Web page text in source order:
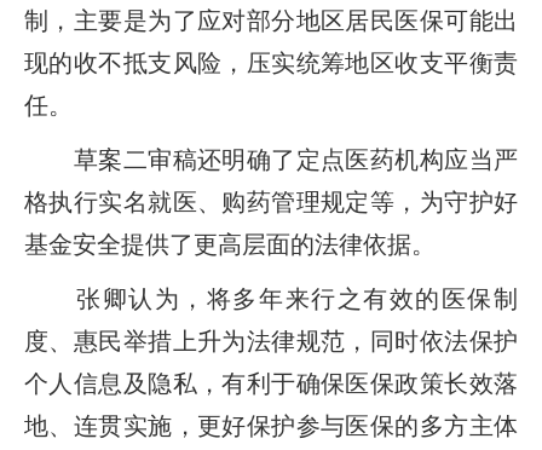
制，主要是为了应对部分地区居民医保可能出
现的收不抵支风险，压实统筹地区收支平衡责
任。
草案二审稿还明确了定点医药机构应当严
格执行实名就医、购药管理规定等，为守护好
基金安全提供了更高层面的法律依据。
张卿认为，将多年来行之有效的医保制
度、惠民举措上升为法律规范，同时依法保护
个人信息及隐私，有利于确保医保政策长效落
地、连贯实施，更好保护参与医保的多方主体